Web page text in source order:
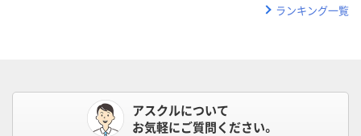
ランキング一覧
アスクルについて
お気軽にご質問ください。